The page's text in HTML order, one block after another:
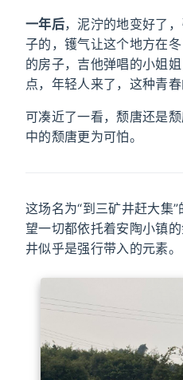
一年后，泥泞的地变好了
子的，镬气让这个地方在
的房子，吉他弹唱的小姐
点，年轻人来了，这种青春
可凑近了一看，颓唐还是
中的颓唐更为可怕。
这场名为“到三矿井赶大集
望一切都依托着安陶小镇
井似乎是强行带入的元素。